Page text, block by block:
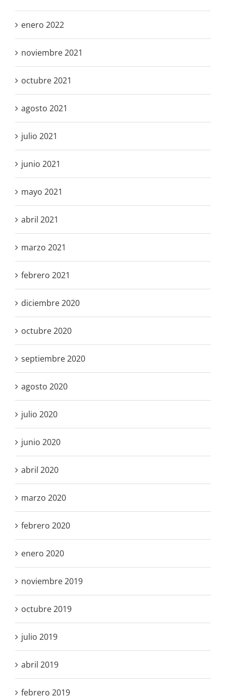
enero 2022
noviembre 2021
octubre 2021
agosto 2021
julio 2021
junio 2021
mayo 2021
abril 2021
marzo 2021
febrero 2021
diciembre 2020
octubre 2020
septiembre 2020
agosto 2020
julio 2020
junio 2020
abril 2020
marzo 2020
febrero 2020
enero 2020
noviembre 2019
octubre 2019
julio 2019
abril 2019
febrero 2019